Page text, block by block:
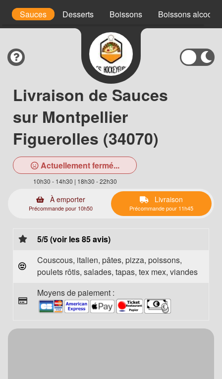
Sauces Desserts Boissons Boissons
Livraison de Sauces
sur Montpellier
Figuerolles (34070)
Actuellement fermé...
10h30 - 14h30 | 18h30 - 22h30
À emporter
Précommande pour 10h50
Livraison
Précommande pour 11h45
5/5 (voir les 85 avis)
Couscous, italien, pâtes, pizza, poissons,
poulets rôtis, salades, tapas, tex mex, viandes
Moyens de paiement :